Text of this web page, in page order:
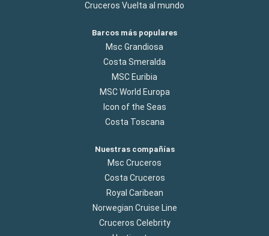
Cruceros Vuelta al mundo
Barcos más populares
Msc Grandiosa
Costa Smeralda
MSC Euribia
MSC World Europa
Icon of the Seas
Costa Toscana
Nuestras compañías
Msc Cruceros
Costa Cruceros
Royal Caribean
Norwegian Cruise Line
Cruceros Celebrity